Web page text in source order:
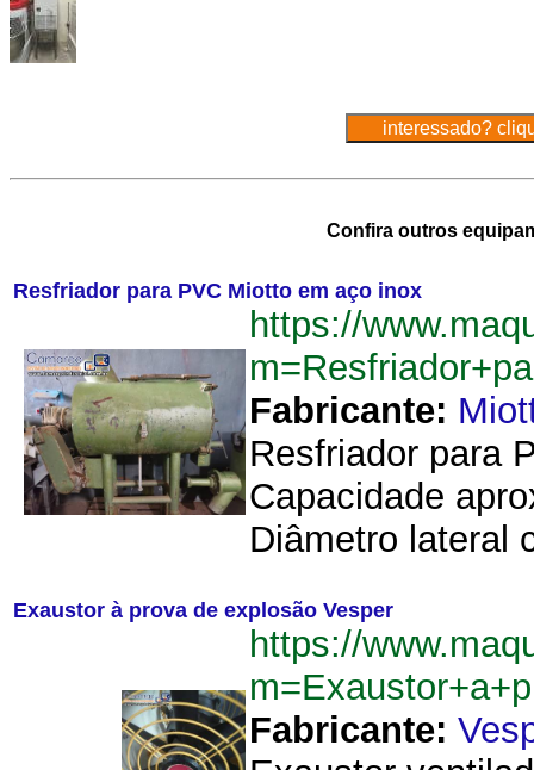
Confira outros
Resfriador para PVC Miotto em aço inox
https://
Fabricante:
Resfriador para
Capacidade
Diâmetro lateral
Exaustor à prova de explosão Vesper
https://
Fabricante: